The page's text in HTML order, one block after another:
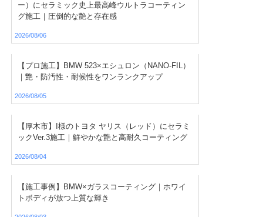
ー）にセラミック史上最高峰ウルトラコーティン
グ施工｜圧倒的な艶と存在感
2026/08/06
【プロ施工】BMW 523×エシュロン（NANO-FIL）
｜艶・防汚性・耐候性をワンランクアップ
2026/08/05
【厚木市】I様のトヨタ ヤリス（レッド）にセラミ
ックVer.3施工｜鮮やかな艶と高耐久コーティング
2026/08/04
【施工事例】BMW×ガラスコーティング｜ホワイ
トボディが放つ上質な輝き